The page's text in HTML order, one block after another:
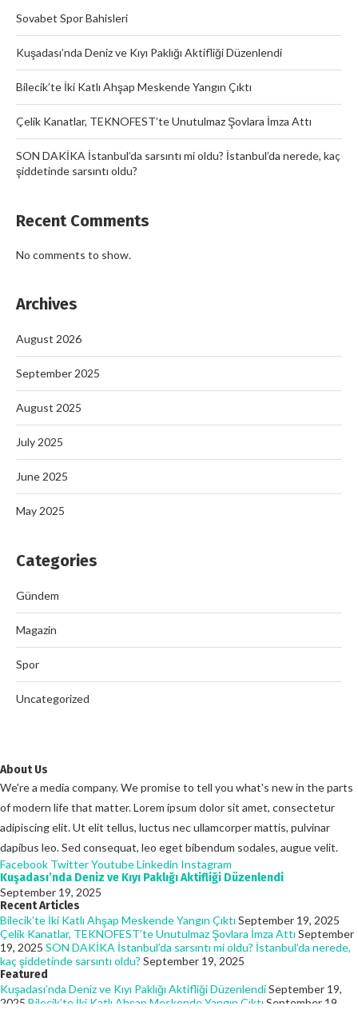
Sovabet Spor Bahisleri
Kuşadası’nda Deniz ve Kıyı Paklığı Aktifliği Düzenlendi
Bilecik’te İki Katlı Ahşap Meskende Yangın Çıktı
Çelik Kanatlar, TEKNOFEST’te Unutulmaz Şovlara İmza Attı
SON DAKİKA İstanbul’da sarsıntı mi oldu? İstanbul’da nerede, kaç
şiddetinde sarsıntı oldu?
Recent Comments
No comments to show.
Archives
August 2026
September 2025
August 2025
July 2025
June 2025
May 2025
Categories
Gündem
Magazin
Spor
Uncategorized
About Us
We're a media company. We promise to tell you what's new in the parts
of modern life that matter. Lorem ipsum dolor sit amet, consectetur
adipiscing elit. Ut elit tellus, luctus nec ullamcorper mattis, pulvinar
dapibus leo. Sed consequat, leo eget bibendum sodales, augue velit.
Facebook TwitterYoutubeLinkedin Instagram
Kuşadası’nda Deniz ve Kıyı Paklığı Aktifliği Düzenlendi
September 19, 2025
Recent Articles
Bilecik’te İki Katlı Ahşap Meskende Yangın Çıktı September 19, 2025
Çelik Kanatlar, TEKNOFEST’te Unutulmaz Şovlara İmza Attı September
19, 2025 SON DAKİKA İstanbul’da sarsıntı mi oldu? İstanbul’da nerede,
kaç şiddetinde sarsıntı oldu? September 19, 2025
Featured
Kuşadası’nda Deniz ve Kıyı Paklığı Aktifliği DüzenlendiSeptember 19,
2025 Bilecik’te İki Katlı Ahşap Meskende Yangın Çıktı September 19,